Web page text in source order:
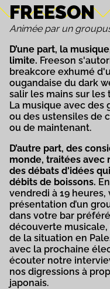
FREESON
Animée par un
D’une part, la
limite. Freeson
breakcore exhumé
ougandaise du dark
salir les mains sur
La musique avec des
ou des ustensiles de
ou de maintenant.
D’autre part, des
monde, traitées avec
des débats d'idées
débits de boissons.
vendredi à 19
présentation d’un
dans votre bar
découverte
de la situation en
avec la prochaine
écouter notre
nos digressions à
japonais.